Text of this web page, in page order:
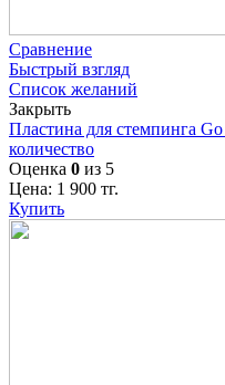
Сравнение
Быстрый взгляд
Список желаний
Закрыть
Пластина для стемпинга
количество
Оценка 0 из 5
Цена: 1 900 тг.
Купить